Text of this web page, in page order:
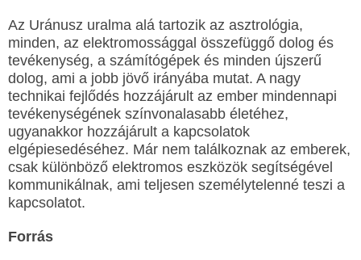
Az Uránusz uralma alá tartozik az asztrológia,
minden, az elektromossággal összefüggő dolog és
tevékenység, a számítógépek és minden újszerű
dolog, ami a jobb jövő irányába mutat. A nagy
technikai fejlődés hozzájárult az ember mindennapi
tevékenységének színvonalasabb életéhez,
ugyanakkor hozzájárult a kapcsolatok
elgépiesedéséhez. Már nem találkoznak az emberek,
csak különböző elektromos eszközök segítségével
kommunikálnak, ami teljesen személytelenné teszi a
kapcsolatot.
Forrás